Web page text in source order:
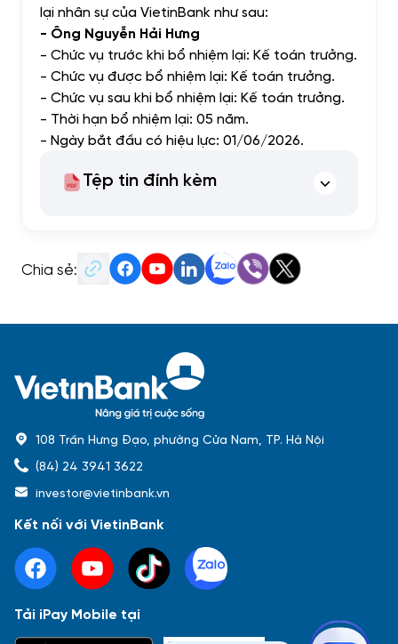
lại nhân sự của VietinBank như sau:
- Ông Nguyễn Hải Hưng
- Chức vụ trước khi bổ nhiệm lại: Kế toán trưởng.
- Chức vụ được bổ nhiệm lại: Kế toán trưởng.
- Chức vụ sau khi bổ nhiệm lại: Kế toán trưởng.
- Thời hạn bổ nhiệm lại: 05 năm.
- Ngày bắt đầu có hiệu lực: 01/06/2026.
Tệp tin đính kèm
Chia sẻ:
108 Trần Hưng Đạo, phường Cửa Nam, TP. Hà Nội
(84) 24 3941 3622
investor@vietinbank.vn
Kết nối với VietinBank
Tải iPay Mobile tại